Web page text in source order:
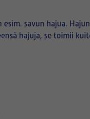
savun hajua.
hajuja, se toimii